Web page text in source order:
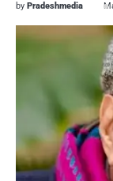
by Pradeshmedia